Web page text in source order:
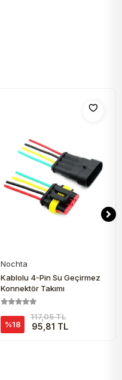
Nochta
Kablolu 4-Pin Su Geçirmez
Konnektör Takımı
%18
117,05 TL
95,81 TL